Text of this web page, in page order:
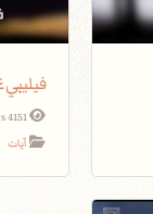
فيليبي٤: ١٣
4151 views
آيات